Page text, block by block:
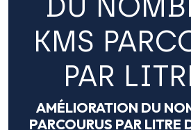
KMS
PAR
AMÉLIORATION DU
PARCOURUS PAR LITRE